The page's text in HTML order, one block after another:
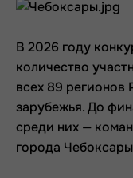
В 2026 году
количество
всех 89 регионов
зарубежья. До
среди них —
города